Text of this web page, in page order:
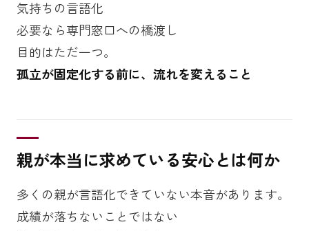
気持ちの言語化
必要なら専門窓口への橋渡し
目的はただ一つ。
孤立が固定化する前に、流れを変えること
親が本当に求めている安心とは何か
多くの親が言語化できていない本音があります。
成績が落ちないことではない